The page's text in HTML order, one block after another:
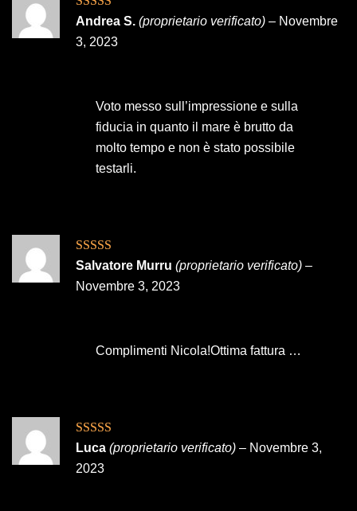
Valutato 4
su 5
Andrea S. (proprietario verificato) – Novembre
3, 2023
Voto messo sull’impressione e sulla
fiducia in quanto il mare è brutto da
molto tempo e non è stato possibile
testarli.
Valutato5su
5
Salvatore Murru (proprietario verificato) –
Novembre 3, 2023
Complimenti Nicola!Ottima fattura …
Valutato5su
5
Luca (proprietario verificato) – Novembre 3,
2023